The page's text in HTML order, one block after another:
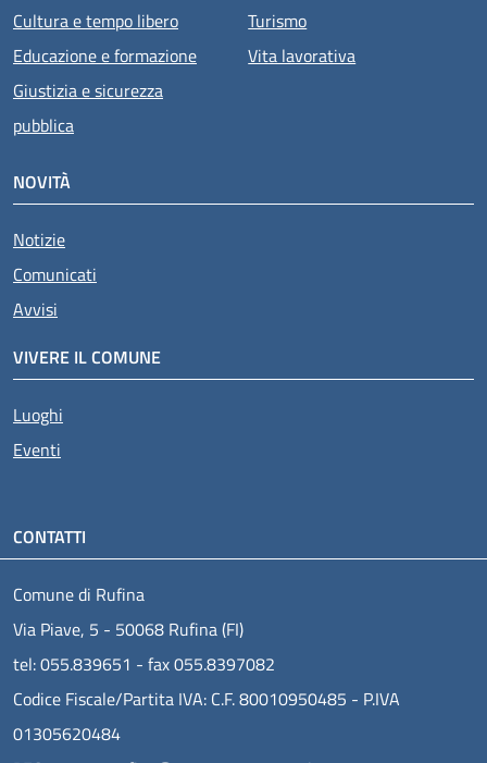
Cultura e tempo libero
Educazione e formazione
Giustizia e sicurezza
pubblica
Turismo
Vita lavorativa
NOVITÀ
Notizie
Comunicati
Avvisi
VIVERE IL COMUNE
Luoghi
Eventi
CONTATTI
Comune di Rufina
Via Piave, 5 - 50068 Rufina (FI)
tel: 055.839651 - fax 055.8397082
Codice Fiscale/Partita IVA: C.F. 80010950485 - P.IVA
01305620484